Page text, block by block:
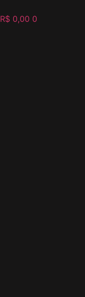
R$ 0,00 0